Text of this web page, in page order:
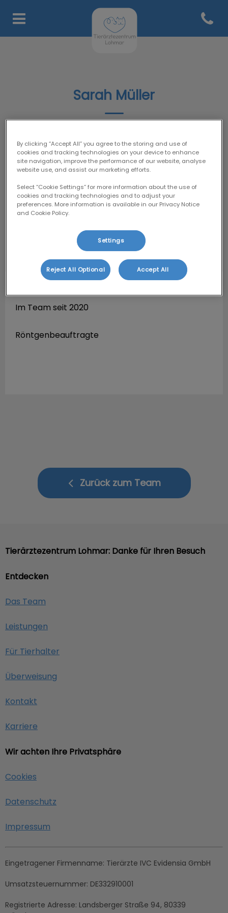
Homepage
Open
Sarah Müller
TFA-TEAM
Im Team seit 2020
Röntgenbeauftragte
Zurück zum Team
Entdecken
Das Team
Leistungen
Für Tierhalter
Überweisung
Kontakt
Karriere
Wir achten Ihre Privatsphäre
Cookies
Datenschutz
Impressum
Tierärztezentrum Lohmar: Danke für Ihren Besuch
Eingetragener Firmenname: Tierärzte IVC Evidensia GmbH
Umsatzsteuernummer: DE332910001
Registrierte Adresse: Landsberger Straße 94, ​80339
By clicking “Accept All” you agree to the storing and use of
cookies and tracking technologies on your device to enhance
site navigation, improve the performance of our website, analyse
website use, and assist our marketing efforts.
Select “Cookie Settings” for more information about the use of
cookies and tracking technologies and to adjust your
preferences. More information is available in our Privacy Notice
and Cookie Policy.
Settings
Reject All Optional Accept All